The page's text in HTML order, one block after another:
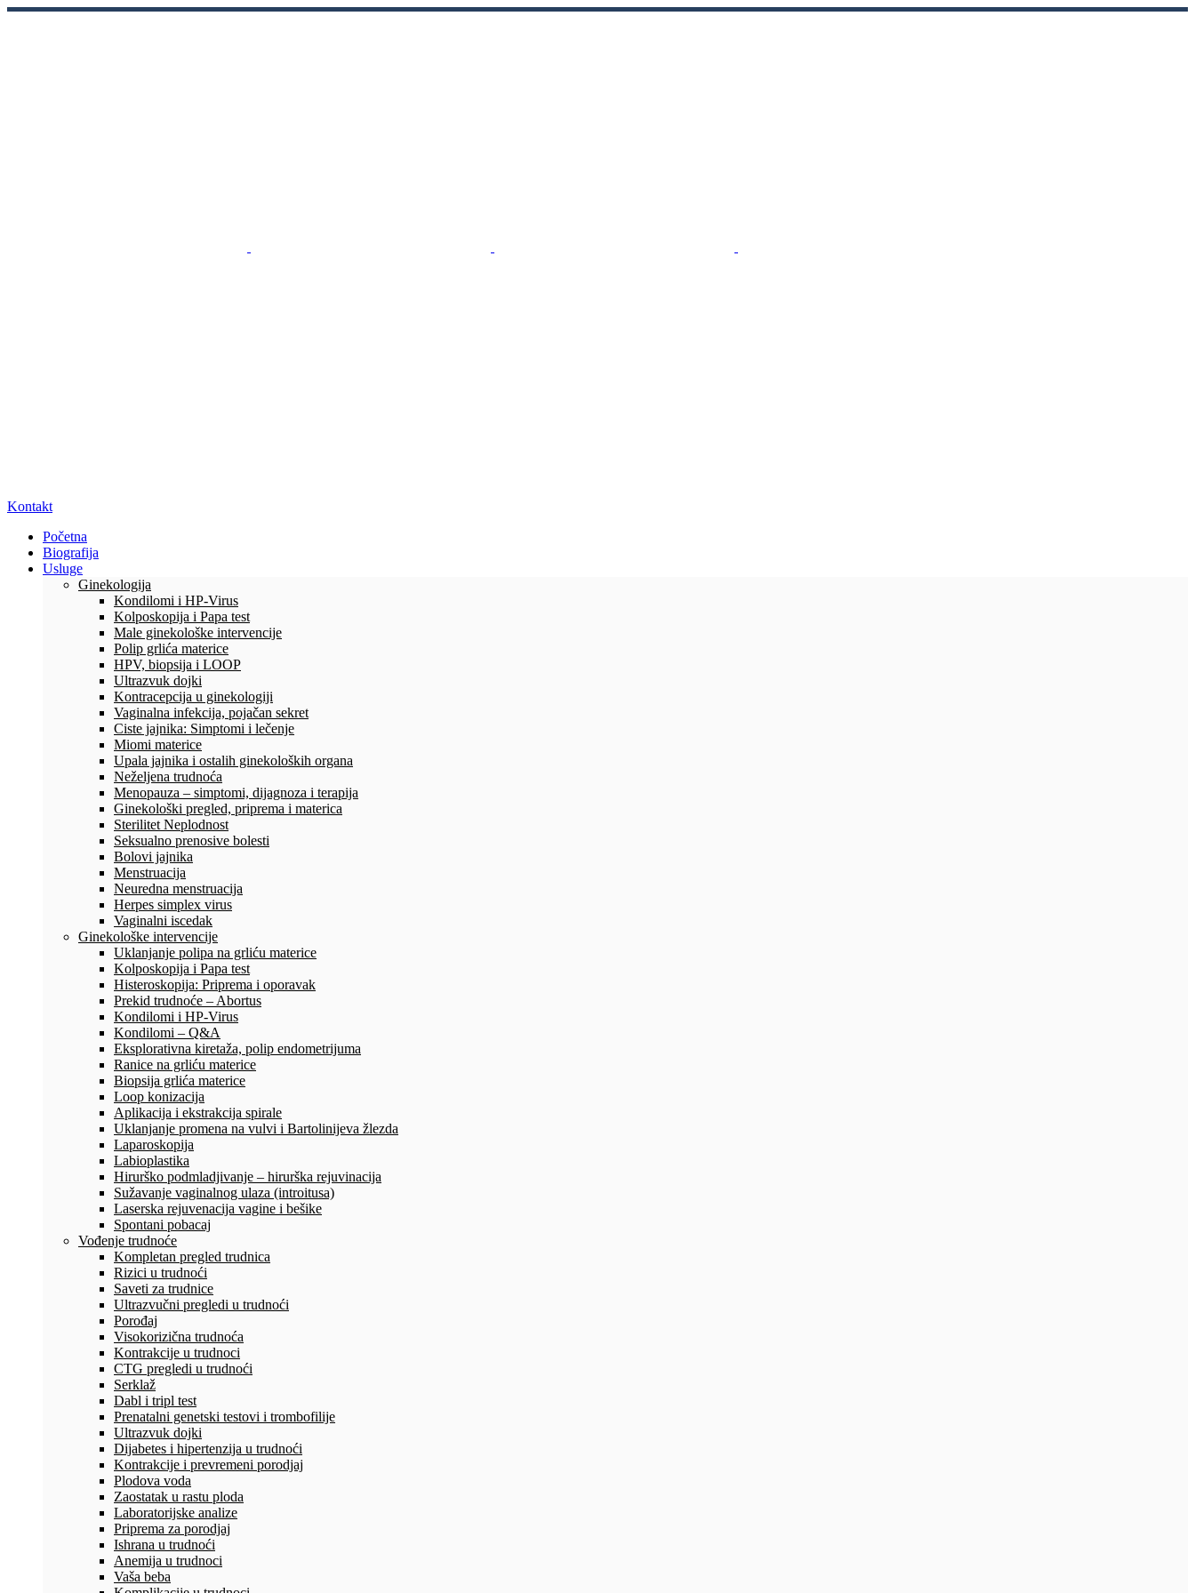
Kontakt
Početna
Biografija
Usluge
Ginekologija
Kondilomi i HP-Virus
Kolposkopija i Papa test
Male ginekološke intervencije
Polip grlića materice
HPV, biopsija i LOOP
Ultrazvuk dojki
Kontracepcija u ginekologiji
Vaginalna infekcija, pojačan sekret
Ciste jajnika: Simptomi i lečenje
Miomi materice
Upala jajnika i ostalih ginekoloških organa
Neželjena trudnoća
Menopauza – simptomi, dijagnoza i terapija
Ginekološki pregled, priprema i materica
Sterilitet Neplodnost
Seksualno prenosive bolesti
Bolovi jajnika
Menstruacija
Neuredna menstruacija
Herpes simplex virus
Vaginalni iscedak
Ginekološke intervencije
Uklanjanje polipa na grliću materice
Kolposkopija i Papa test
Histeroskopija: Priprema i oporavak
Prekid trudnoće – Abortus
Kondilomi i HP-Virus
Kondilomi – Q&A
Eksplorativna kiretaža, polip endometrijuma
Ranice na grliću materice
Biopsija grlića materice
Loop konizacija
Aplikacija i ekstrakcija spirale
Uklanjanje promena na vulvi i Bartolinijeva žlezda
Laparoskopija
Labioplastika
Hirurško podmladjivanje – hirurška rejuvinacija
Sužavanje vaginalnog ulaza (introitusa)
Laserska rejuvenacija vagine i bešike
Spontani pobacaj
Vođenje trudnoće
Kompletan pregled trudnica
Rizici u trudnoći
Saveti za trudnice
Ultrazvučni pregledi u trudnoći
Porođaj
Visokorizična trudnoća
Kontrakcije u trudnoci
CTG pregledi u trudnoći
Serklaž
Dabl i tripl test
Prenatalni genetski testovi i trombofilije
Ultrazvuk dojki
Dijabetes i hipertenzija u trudnoći
Kontrakcije i prevremeni porodjaj
Plodova voda
Zaostatak u rastu ploda
Laboratorijske analize
Priprema za porodjaj
Ishrana u trudnoći
Anemija u trudnoci
Vaša beba